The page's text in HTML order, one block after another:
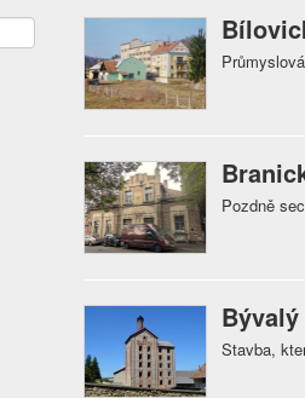
Pozdně
Stavba,